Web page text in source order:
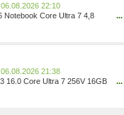
22:10
Notebook Core Ultra 7 4,8
...
21:38
16.0 Core Ultra 7 256V 16GB
...